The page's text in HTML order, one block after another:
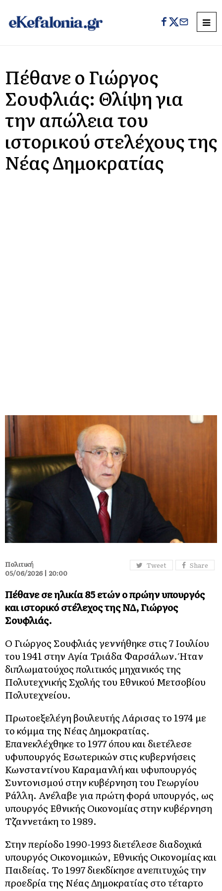
Πέθανε ο Γιώργος
Σουφλιάς: Θλίψη για
την απώλεια του
ιστορικού στελέχους της
Νέας Δημοκρατίας
Tweet Share
Πολιτική
05/06/2026 | 20:00
Πέθανε σε ηλικία 85 ετών ο πρώην υπουργός
και ιστορικό στέλεχος της ΝΔ, Γιώργος
Σουφλιάς.
Ο Γιώργος Σουφλιάς γεννήθηκε στις 7 Ιουλίου
του 1941 στην Αγία Τριάδα Φαρσάλων. Ήταν
διπλωματούχος πολιτικός μηχανικός της
Πολυτεχνικής Σχολής του Εθνικού Μετσοβίου
Πολυτεχνείου.
Πρωτοεξελέγη βουλευτής Λάρισας το 1974 με
το κόμμα της Νέας Δημοκρατίας.
Επανεκλέχθηκε το 1977 όπου και διετέλεσε
υφυπουργός Εσωτερικών στις κυβερνήσεις
Κωνσταντίνου Καραμανλή και υφυπουργός
Συντονισμού στην κυβέρνηση του Γεωργίου
Ράλλη. Ανέλαβε για πρώτη φορά υπουργός, ως
υπουργός Εθνικής Οικονομίας στην κυβέρνηση
Τζαννετάκη το 1989.
Στην περίοδο 1990-1993 διετέλεσε διαδοχικά
υπουργός Οικονομικών, Εθνικής Οικονομίας και
Παιδείας. Το 1997 διεκδίκησε ανεπιτυχώς την
προεδρία της Νέας Δημοκρατίας στο τέταρτο